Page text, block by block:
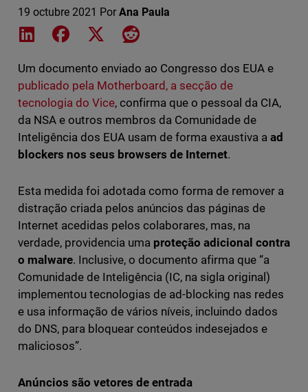
19 octubre 2021 Por Ana Paula
Share on LinkedIn
Share on Facebook
Share on XShare on Reddit
Um documento enviado ao Congresso dos EUA e
publicado pela Motherboard, a secção de
tecnologia do Vice, confirma que o pessoal da CIA,
da NSA e outros membros da Comunidade de
Inteligência dos EUA usam de forma exaustiva aad
blockers nos seus browsers de Internet.
Esta medida foi adotada como forma de remover a
distração criada pelos anúncios das páginas de
Internet acedidas pelos colaborares, mas, na
verdade, providencia uma proteção adicional contra
o malware. Inclusive, o documento afirma que “a
Comunidade de Inteligência (IC, na sigla original)
implementou tecnologias de ad-blocking nas redes
e usa informação de vários níveis, incluindo dados
do DNS, para bloquear conteúdos indesejados e
maliciosos”.
Anúncios são vetores de entrada